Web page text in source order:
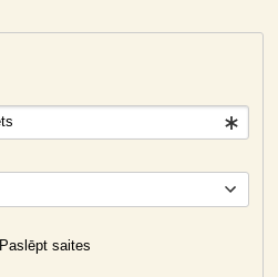
Paslēpt saites